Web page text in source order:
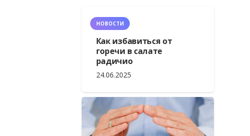
НОВОСТИ
Как избавиться от
горечи в салате
радичио
24.06.2025